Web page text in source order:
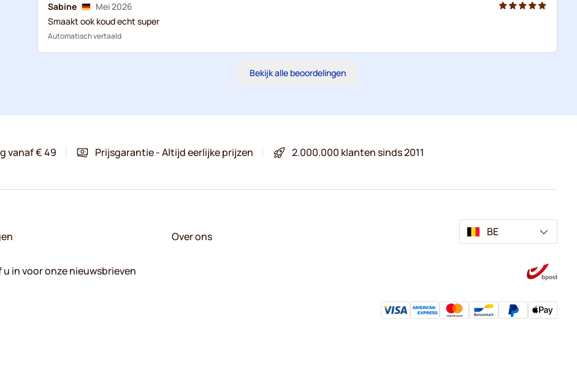
Sabine
Mei 2026
Smaakt ook koud echt super
Automatisch vertaald
Bekijk alle beoordelingen
vanaf € 49 Prijsgarantie - Altijd eerlijke prijzen 2.000.000 klanten sinds 2011
u in voor onze nieuwsbrieven
Over ons BE